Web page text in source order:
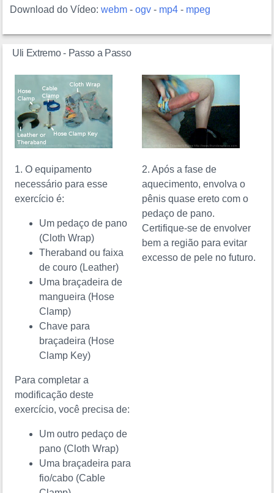
Download do Vídeo:webm -ogv - mp4 - mpeg
Uli Extremo - Passo a Passo
1. O equipamento
necessário para esse
exercício é:
Um pedaço de pano
(Cloth Wrap)
Theraband ou faixa
de couro (Leather)
Uma braçadeira de
mangueira (Hose
Clamp)
Chave para
braçadeira (Hose
Clamp Key)
Para completar a
modificação deste
exercício, você precisa de:
Um outro pedaço de
pano (Cloth Wrap)
Uma braçadeira para
fio/cabo (Cable
2. Após a fase de
aquecimento, envolva o
pênis quase ereto com o
pedaço de pano.
Certifique-se de envolver
bem a região para evitar
excesso de pele no futuro.